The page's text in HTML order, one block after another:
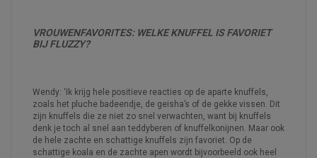
VROUWENFAVORITES: WELKE KNUFFEL IS FAVORIET
BIJ FLUZZY?
Wendy: ‘Ik krijg hele positieve reacties op de aparte knuffels,
zoals het pluche badeendje, de geisha’s of de gekke vissen. Dit
zijn knuffels die ze niet zo snel verwachten, want bij knuffels
denk je toch al snel aan teddyberen of knuffelkonijnen. Maar ook
de hele zachte en schattige knuffels zijn favoriet. Op de
schattige koala en de zachte apen wordt bijvoorbeeld ook heel